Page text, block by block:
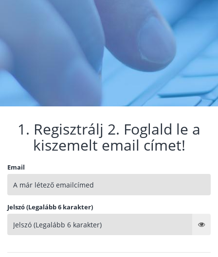
1. Regisztrálj 2. Foglald le a
kiszemelt email címet!
Email
Jelszó (Legalább 6 karakter)